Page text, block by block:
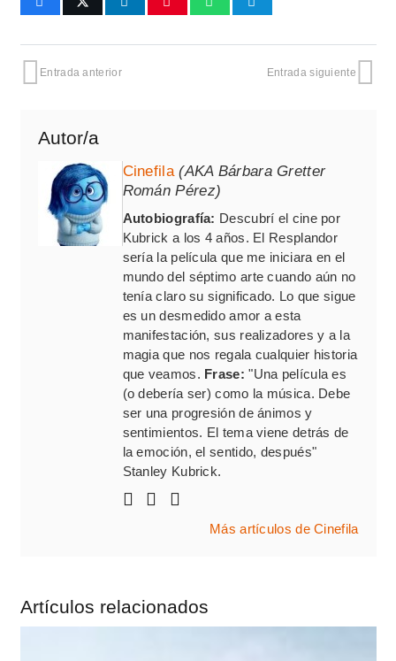
Entrada anterior Entrada siguiente
Autor/a
Cinefila (AKA Bárbara Gretter
Román Pérez)
Autobiografía: Descubrí el cine por
Kubrick a los 4 años. El Resplandor
sería la película que me iniciara en el
mundo del séptimo arte cuando aún no
tenía claro su significado. Lo que sigue
es un desmedido amor a esta
manifestación, sus realizadores y a la
magia que nos regala cualquier historia
que veamos. Frase: "Una película es
(o debería ser) como la música. Debe
ser una progresión de ánimos y
sentimientos. El tema viene detrás de
la emoción, el sentido, después"
Stanley Kubrick.
Más artículos de Cinefila
Artículos relacionados